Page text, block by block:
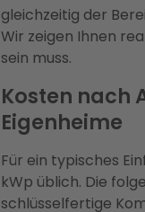
gleichzeitig der
Wir zeigen Ihnen
sein muss.
Kosten nach
Eigenheime
Für ein typisches
kWp üblich. Die
schlüsselfertige